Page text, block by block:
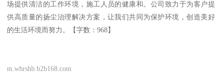
场提供清洁的工作环境，施工人员的健康和。公司致力于为客户提
供高质量的扬尘治理解决方案，让我们共同为保护环境，创造美好
的生活环境而努力。【字数：968】
m.whrshb.b2b168.com